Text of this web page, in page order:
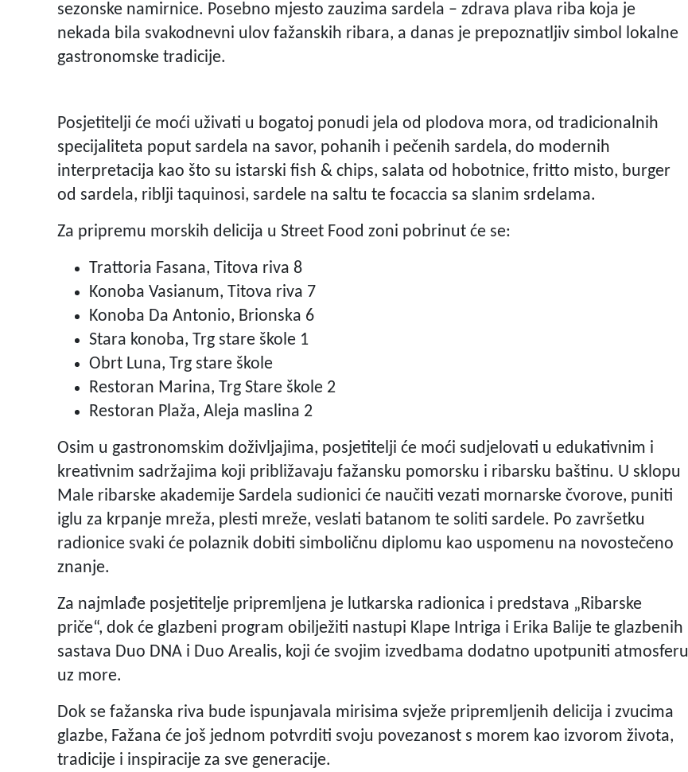
sezonske namirnice. Posebno mjesto zauzima sardela – zdrava plava riba koja je
nekada bila svakodnevni ulov fažanskih ribara, a danas je prepoznatljiv simbol lokalne
gastronomske tradicije.
Posjetitelji će moći uživati u bogatoj ponudi jela od plodova mora, od tradicionalnih
specijaliteta poput sardela na savor, pohanih i pečenih sardela, do modernih
interpretacija kao što su istarski fish & chips, salata od hobotnice, fritto misto, burger
od sardela, riblji taquinosi, sardele na saltu te focaccia sa slanim srdelama.
Za pripremu morskih delicija u Street Food zoni pobrinut će se:
Trattoria Fasana, Titova riva 8
Konoba Vasianum, Titova riva 7
Konoba Da Antonio, Brionska 6
Stara konoba, Trg stare škole 1
Obrt Luna, Trg stare škole
Restoran Marina, Trg Stare škole 2
Restoran Plaža, Aleja maslina 2
Osim u gastronomskim doživljajima, posjetitelji će moći sudjelovati u edukativnim i
kreativnim sadržajima koji približavaju fažansku pomorsku i ribarsku baštinu. U sklopu
Male ribarske akademije Sardela sudionici će naučiti vezati mornarske čvorove, puniti
iglu za krpanje mreža, plesti mreže, veslati batanom te soliti sardele. Po završetku
radionice svaki će polaznik dobiti simboličnu diplomu kao uspomenu na novostečeno
znanje.
Za najmlađe posjetitelje pripremljena je lutkarska radionica i predstava „Ribarske
priče“, dok će glazbeni program obilježiti nastupi Klape Intriga i Erika Balije te glazbenih
sastava Duo DNA i Duo Arealis, koji će svojim izvedbama dodatno upotpuniti atmosferu
uz more.
Dok se fažanska riva bude ispunjavala mirisima svježe pripremljenih delicija i zvucima
glazbe, Fažana će još jednom potvrditi svoju povezanost s morem kao izvorom života,
tradicije i inspiracije za sve generacije.